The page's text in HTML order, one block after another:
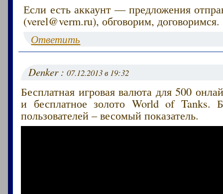
Если есть аккаунт — предложения
(verel@verm.ru), обговорим, договоримся.
Ответить
Denker :07.12.2013 в 19:32
Бесплатная игровая валюта для 500
и бесплатное золото World of Tanks.
пользователей – весомый показатель.